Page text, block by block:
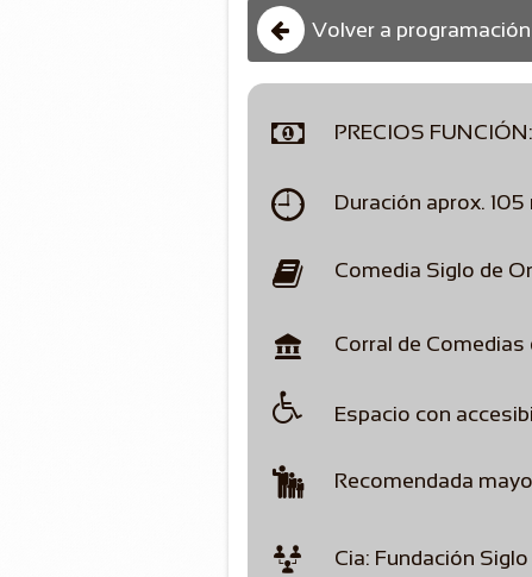
Volver a programación








PRECIOS FUNCIÓN:
Duración aprox.
Corral de Comedias
Espacio con
Comedia Siglo de
Recomendada
Cia: Fundación